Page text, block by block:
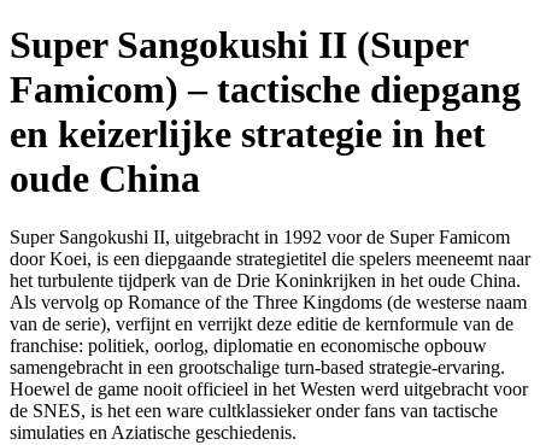
Super Sangokushi II (Super
Famicom) – tactische diepgang
en keizerlijke strategie in het
oude China
Super Sangokushi II, uitgebracht in 1992 voor de Super Famicom
door Koei, is een diepgaande strategietitel die spelers meeneemt naar
het turbulente tijdperk van de Drie Koninkrijken in het oude China.
Als vervolg op Romance of the Three Kingdoms (de westerse naam
van de serie), verfijnt en verrijkt deze editie de kernformule van de
franchise: politiek, oorlog, diplomatie en economische opbouw
samengebracht in een grootschalige turn-based strategie-ervaring.
Hoewel de game nooit officieel in het Westen werd uitgebracht voor
de SNES, is het een ware cultklassieker onder fans van tactische
simulaties en Aziatische geschiedenis.